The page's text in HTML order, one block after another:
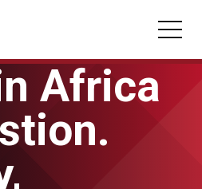
Africa